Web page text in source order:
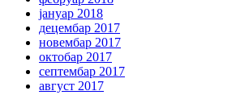
јануар 2018
децембар 2017
новембар 2017
октобар 2017
септембар 2017
август 2017